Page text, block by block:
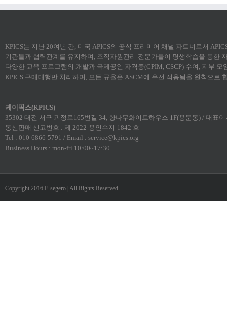
KPICS는 지난 20여년 간, 미국 APICS의 공식 프리미어 채널 파트너로서
기관들과 협력관계를 유지하며, 조직자원관리 전문가들이 평생학습을 통한
다양한 교육 프로그램의 개발과 국제공인 자격증(CPIM, CSCP) 수여, 지부
KPICS 구매대행만 처리하며, 모든 규율은 ASCM에 우선 적용됨을 원칙으로
케이픽스(KPICS)
35302 대전 서구 괴정로165번길 34, 향나무화이트하우스 1F(용문동) / 대표
통신판매 신고번호 : 제 2022-용인수지-1842 호
Tel : 010-6866-5791 / Email : service@kpics.org
Business Hours : mon-fri 10:00~17:30
Copyright 2016 E-segero | All Rights Reserved